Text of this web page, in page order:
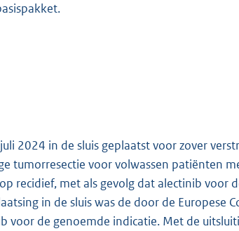
2024 in de sluis geplaatst voor zover
tumorresectie voor volwassen patiënten
recidief, met als gevolg dat alectinib voor
in de sluis was de door de Europese
voor de genoemde indicatie. Met de